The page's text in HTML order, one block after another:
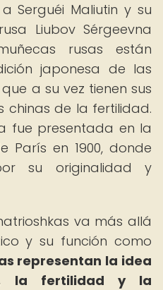
Serguéi Maliutin y su
Liubov Sérgeevna
rusas están
japonesa de las
a su vez tienen sus
chinas de la fertilidad.
fue presentada en la
París en 1900, donde
su originalidad y
va más allá
y su función como
representan la idea
la fertilidad y la